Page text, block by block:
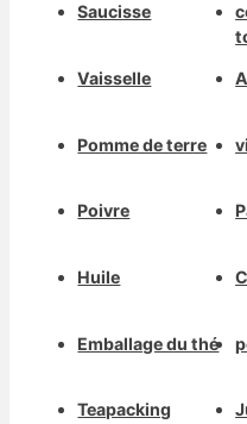
Saucisse
Vaisselle
Pomme de terre
Poivre
Huile
Emballage du thé
Teapacking